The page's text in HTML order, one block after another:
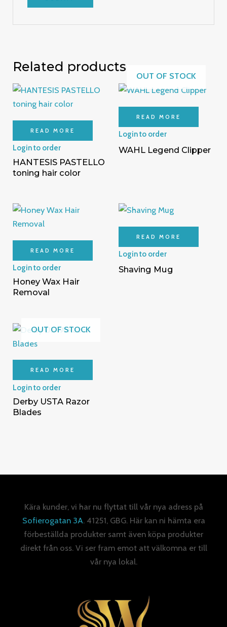
Related products
READ MORE
Login to order
HANTESIS PASTELLO
toning hair color
OUT OF STOCK
READ MORE
Login to order
WAHL Legend Clipper
READ MORE
Login to order
Honey Wax Hair
Removal
READ MORE
Login to order
Shaving Mug
OUT OF STOCK
READ MORE
Login to order
Derby USTA Razor
Blades
Kära kunder, vi har nu flyttat till vår nya adress på
Sofierogatan 3A. 41251, GBG. Här kan ni hämta era
förbeställda produkter samt även köpa produkter
direkt från oss. Vi ser fram emot att välkomna er till
vår nya lokal.